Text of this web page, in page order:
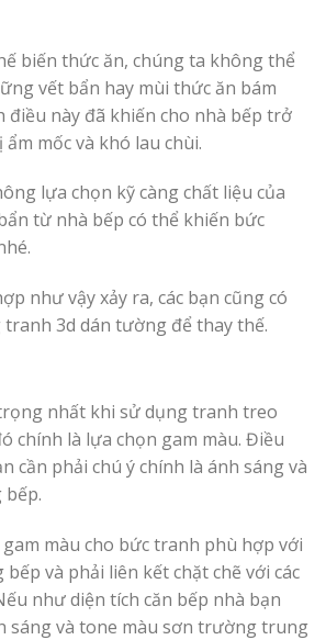
biến thức ăn, chúng ta không thể
vết bẩn hay mùi thức ăn bám
điều này đã khiến cho nhà bếp trở
mốc và khó lau chùi.
lựa chọn kỹ càng chất liệu của
từ nhà bếp có thể khiến bức
như vậy xảy ra, các bạn cũng có
3d dán tường để thay thế.
nhất khi sử dụngtranh treo
chính là lựa chọn gam màu. Điều
cần phải chú ý chính là ánh sáng và
màu cho bức tranh phù hợp với
và phải liên kết chặt chẽ với các
như diện tích căn bếp nhà bạn
sáng và tone màu sơn trường trung